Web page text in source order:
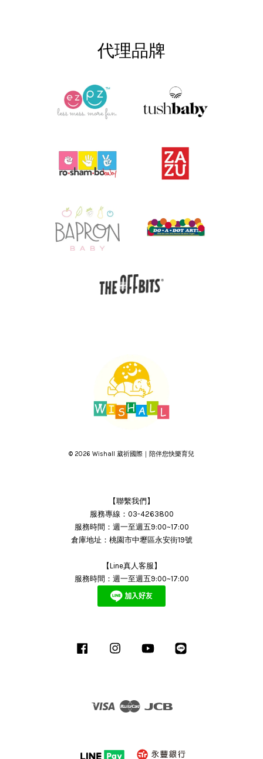
代理品牌
© 2026 Wishall 葳祈國際｜陪伴您快樂育兒
【聯繫我們】
服務專線：03-4263800
服務時間：週一至週五9:00~17:00
倉庫地址：桃園市中壢區永安街19號
【Line真人客服】
服務時間：週一至週五9:00~17:00
Facebook Instagram YouTube
Visa Master